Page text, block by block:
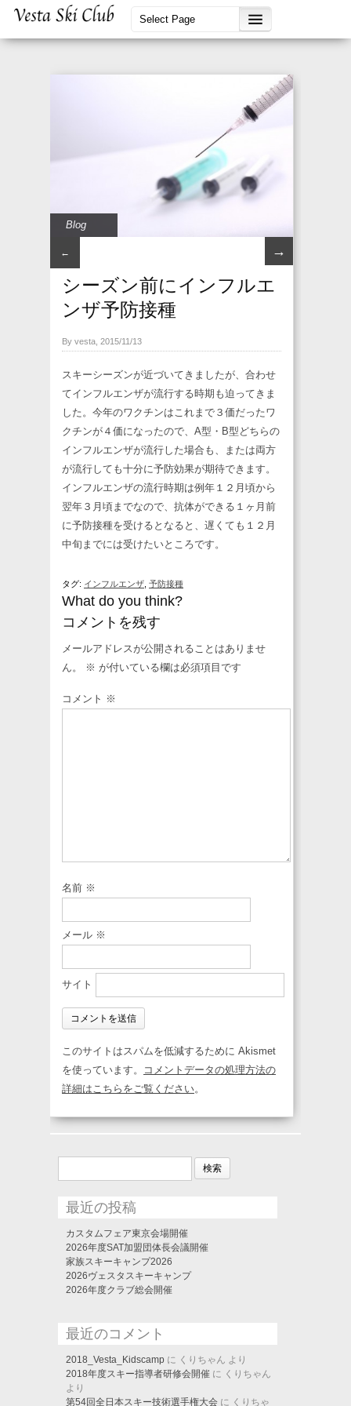
Blog
← →
シーズン前にインフルエ
ンザ予防接種
By vesta, 2015/11/13
スキーシーズンが近づいてきましたが、合わせ
てインフルエンザが流行する時期も迫ってきま
した。今年のワクチンはこれまで３価だったワ
クチンが４価になったので、A型・B型どちらの
インフルエンザが流行した場合も、または両方
が流行しても十分に予防効果が期待できます。
インフルエンザの流行時期は例年１２月頃から
翌年３月頃までなので、抗体ができる１ヶ月前
に予防接種を受けるとなると、遅くても１２月
中旬までには受けたいところです。
タグ: インフルエンザ 予防接種
What do you think?
コメントを残す
メールアドレスが公開されることはありませ
ん。
※ が付いている欄は必須項目です
コメント ※
名前 ※
メール ※
サイト
このサイトはスパムを低減するために Akismet
を使っています。
コメントデータの処理方法の
詳細はこちらをご覧ください。
検
最近の投稿
カスタムフェア東京会場開催
2026年度SAT加盟団体長会議開催
家族スキーキャンプ2026
2026ヴェスタスキーキャンプ
2026年度クラブ総会開催
最近のコメント
2018_Vesta_Kidscamp に くりちゃん より
2018年度スキー指導者研修会開催 に くりちゃん
より
第54回全日本スキー技術選手権大会 に くりちゃ